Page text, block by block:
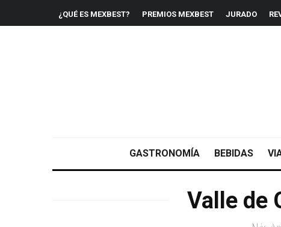
¿QUÉ ES MEXBEST? PREMIOS MEXBEST JURADO
GASTRONOMÍA BEBIDAS
Valle de